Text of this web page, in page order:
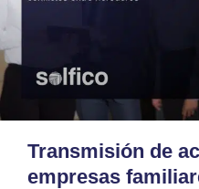
Transmisión de
empresas